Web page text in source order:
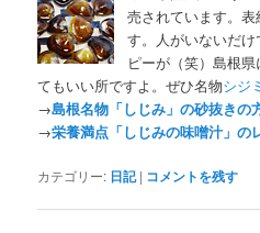
売されています。
す。人がいないだ
ピーが（笑）島根
てもいい所ですよ。ぜひ名物シジ
→島根名物「しじみ」の砂抜きの
→栄養満点「しじみの味噌汁」の
カテゴリー: 日記 | コメントを残す